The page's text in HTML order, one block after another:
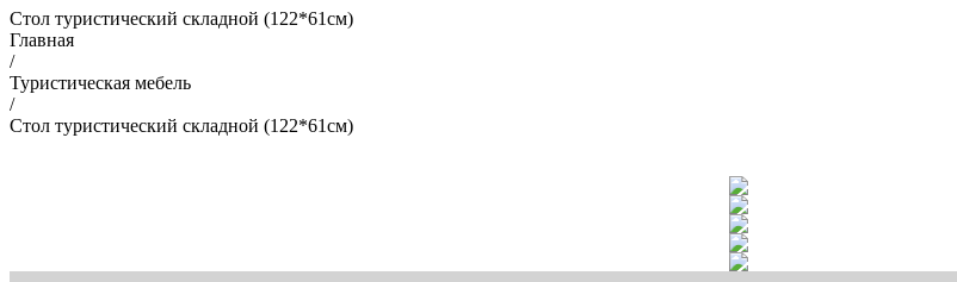
Стол туристический складной (122*61cм)
Главная
/
Туристическая мебель
/
Стол туристический складной (122*61cм)